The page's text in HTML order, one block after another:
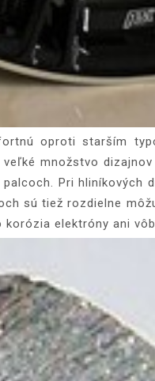
oproti starším
množstvo
Pri hliníkových
sú tiež rozdielne
elektróny ani